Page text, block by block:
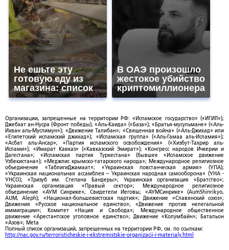
Не ешьте эту
готовую еду из
магазина: список
В ОАЭ произошло
жестокое убийство
криптомиллионера
Организации, запрещенные на территории РФ: «Исламское государство» («ИГИЛ»);
Джебхат ан-Нусра (Фронт победы); «Аль-Каида» («База»); «Братья-мусульмане» («Аль-
Ихван аль-Муслимун»); «Движение Талибан»; «Священная война» («Аль-Джихад» или
«Египетский исламский джихад»); «Исламская группа» («Аль-Гамаа аль-Исламия»);
«Асбат аль-Ансар»; «Партия исламского освобождения» («Хизбут-Тахрир аль-
Ислами»); «Имарат Кавказ» («Кавказский Эмират»); «Конгресс народов Ичкерии и
Дагестана»; «Исламская партия Туркестана» (бывшее «Исламское движение
Узбекистана»); «Меджлис крымско-татарского народа»; Международное религиозное
объединение «ТаблигиДжамаат»; «Украинская повстанческая армия» (УПА);
«Украинская национальная ассамблея – Украинская народная самооборона» (УНА -
УНСО); «Тризуб им. Степана Бандеры»; Украинская организация «Братство»;
Украинская организация «Правый сектор»; Международное религиозное
объединение «АУМ Синрике»; Свидетели Иеговы; «АУМСинрике» (AumShinrikyo,
AUM, Aleph); «Национал-большевистская партия»; Движение «Славянский союз»;
Движения «Русское национальное единство»; «Движение против нелегальной
иммиграции»; Комитет «Нация и Свобода»; Международное общественное
движение «Арестантское уголовное единство»; Движение «Колумбайн»; Батальон
«Азов»; Meta
Полный список организаций, запрещенных на территории РФ, см. по ссылкам:
http://nac.gov.ru/terroristicheskie-i-ekstremistskie-organizacii-i-materialy.html